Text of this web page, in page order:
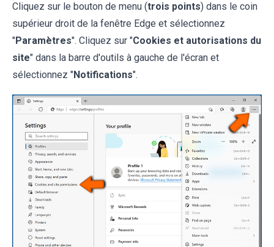
Cliquez sur le bouton de menu (trois points) dans le coin
supérieur droit de la fenêtre Edge et sélectionnez
"Paramètres". Cliquez sur "Cookies et autorisations du
site" dans la barre d'outils à gauche de l'écran et
sélectionnez "Notifications".